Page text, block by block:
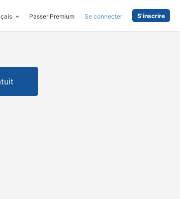
Passer Premium Se connecter S'inscrire